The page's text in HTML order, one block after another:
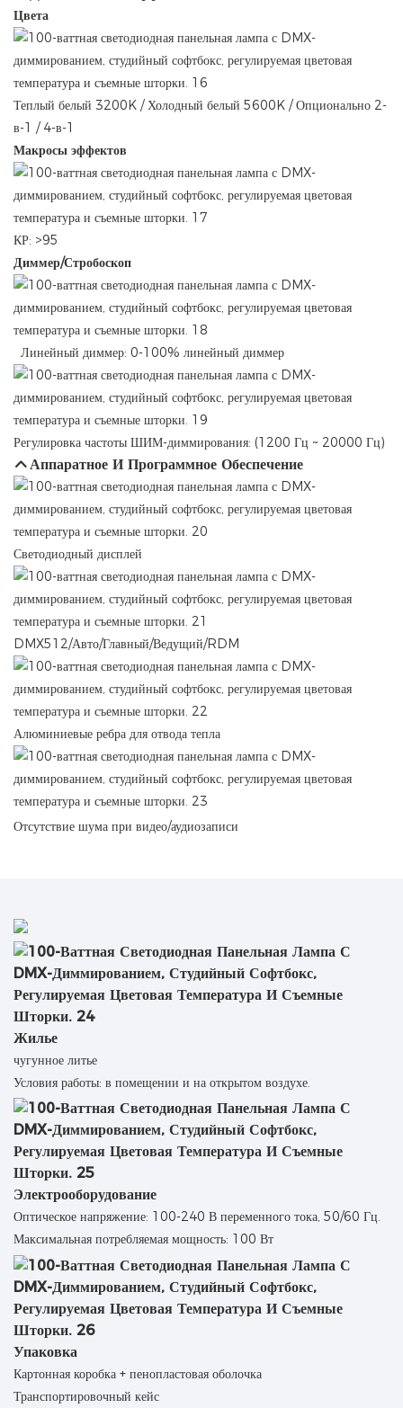
Цвета
Теплый белый 3200K / Холодный белый 5600K / Опционально 2-
в-1 / 4-в-1
Макросы эффектов
КР: >95
Диммер/Стробоскоп
Линейный диммер: 0-100% линейный диммер
Регулировка частоты ШИМ-диммирования: (1200 Гц ~ 20000 Гц)
Аппаратное И Программное Обеспечение
Светодиодный дисплей
DMX512/Авто/Главный/Ведущий/RDM
Алюминиевые ребра для отвода тепла
Отсутствие шума при видео/аудиозаписи
Жилье
чугунное литье
Условия работы: в помещении и на открытом воздухе.
Электрооборудование
Оптическое напряжение: 100-240 В переменного тока, 50/60 Гц.
Максимальная потребляемая мощность: 100 Вт
Упаковка
Картонная коробка + пенопластовая оболочка
Транспортировочный кейс